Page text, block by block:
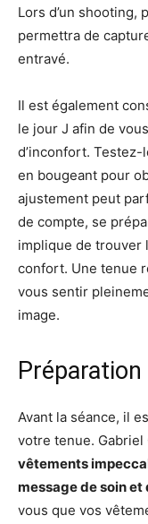
Lors d’un shooting,
permettra de
entravé.
Il est également
le jour J afin de
d’inconfort.
en bougeant pour
ajustement peut
de compte, se
implique de trouver
confort. Une tenue
vous sentir
image.
Avant la séance, il
votre tenue. Gabriel
vêtements
message de soin
vous que vos